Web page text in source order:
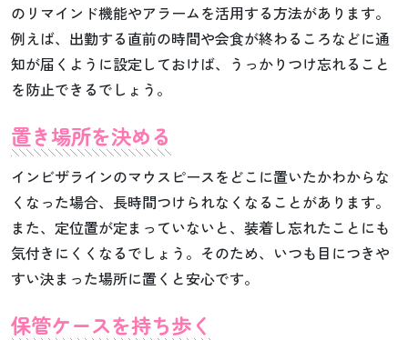
のリマインド機能やアラームを活用する方法があります。
例えば、出勤する直前の時間や会食が終わるころなどに通
知が届くように設定しておけば、うっかりつけ忘れること
を防止できるでしょう。
置き場所を決める
インビザラインのマウスピースをどこに置いたかわからな
くなった場合、長時間つけられなくなることがあります。
また、定位置が定まっていないと、装着し忘れたことにも
気付きにくくなるでしょう。そのため、いつも目につきや
すい決まった場所に置くと安心です。
保管ケースを持ち歩く